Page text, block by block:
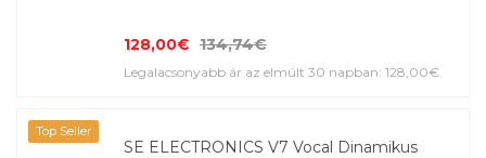
128,00€ 134,74€
Legalacsonyabb ár az elmúlt 30 napban: 128,00€
Top Seller
SE ELECTRONICS V7 Vocal Dinamikus